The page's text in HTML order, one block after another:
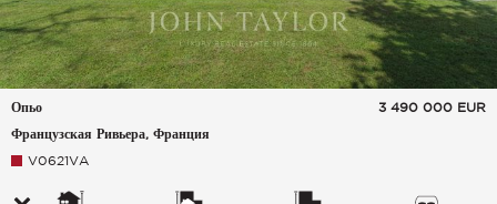
Опьо
Французская Ривьера, Франция
3 490 000 EUR
V0621VA